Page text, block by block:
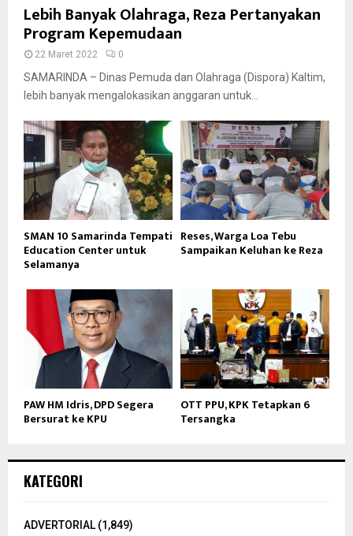
Lebih Banyak Olahraga, Reza Pertanyakan
Program Kepemudaan
22 Maret 2022 0
SAMARINDA – Dinas Pemuda dan Olahraga (Dispora) Kaltim,
lebih banyak mengalokasikan anggaran untuk...
SMAN 10 Samarinda Tempati
Education Center untuk
Selamanya
Reses, Warga Loa Tebu
Sampaikan Keluhan ke Reza
PAW HM Idris, DPD Segera
Bersurat ke KPU
OTT PPU, KPK Tetapkan 6
Tersangka
KATEGORI
ADVERTORIAL (1,849)